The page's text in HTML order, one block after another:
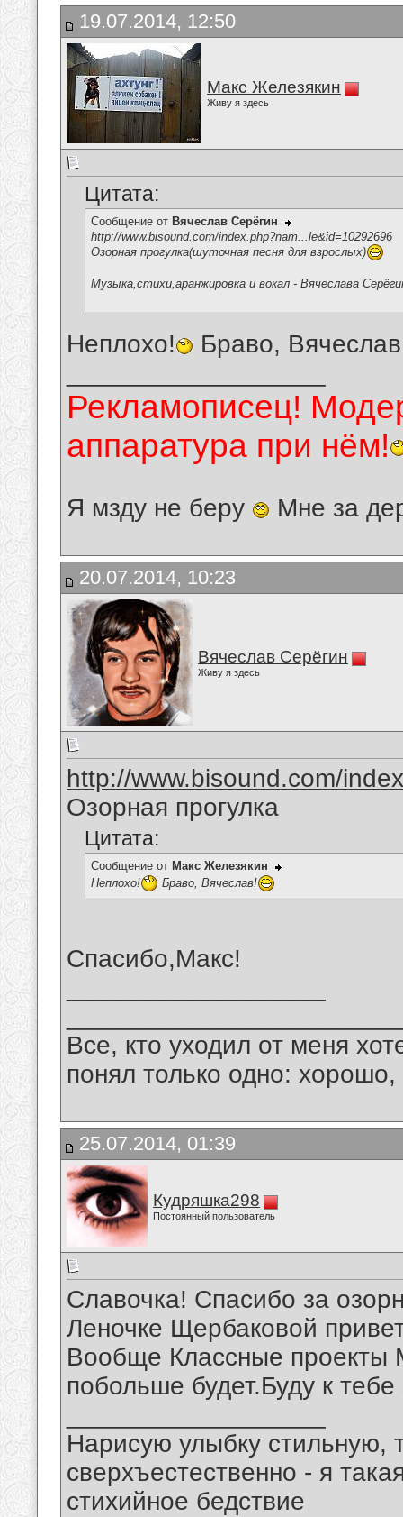
19.07.2014, 12:50
Макс Железякин
Живу я здесь
Цитата:
Сообщение от Вячеслав Серёгин
http://www.bisound.com/index.php?nam...le&id=10292696
Озорная прогулка(шуточная песня для взрослых)
Музыка,стихи,аранжировка и вокал - Вячеслава
Неплохо!
Браво,
Рекламописец!
аппаратура при нём!
Я мзду не беру Мне за
20.07.2014, 10:23
Вячеслав Серёгин
Живу я здесь
http://www.bisound.com/
Озорная прогулка
Цитата:
Сообщение от Макс Железякин
Неплохо!
Браво, Вячеслав!
Спасибо,Макс!
Все, кто уходил от меня
понял только одно:
25.07.2014, 01:39
Кудряшка298
Постоянный пользователь
Славочка! Спасибо за
Леночке Щербаковой
Вообще Классные проекты
побольше будет.Буду к тебе
Нарисую улыбку стильную,
сверхъестественно - я
стихийное бедствие